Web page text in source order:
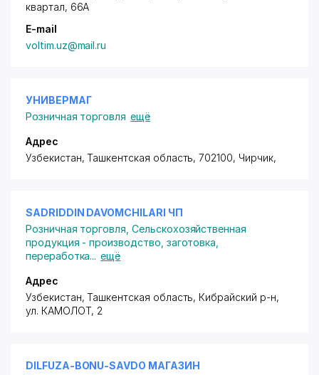
квартал, 66А
E-mail
voltim.uz@mail.ru
УНИВЕРМАГ
Розничная торговля ещё
Адрес
Узбекистан, Ташкентская область, 702100, Чирчик,
SADRIDDIN DAVOMCHILARI ЧП
Розничная торговля ,Сельскохозяйственная
продукция - производство, заготовка,
переработка... ещё
Адрес
Узбекистан, Ташкентская область, Кибрайский р-н,
ул. КАМОЛОТ, 2
DILFUZA-BONU-SAVDO МАГАЗИН